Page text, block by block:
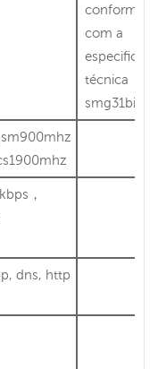
com a
técnica
smg31bis
，
dns, http